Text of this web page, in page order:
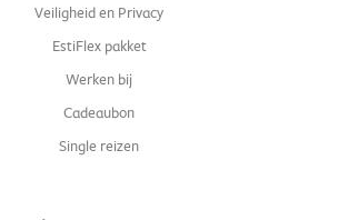
Veiligheid en Privacy
EstiFlex pakket
Werken bij
Cadeaubon
Single reizen